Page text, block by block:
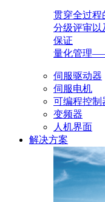
贯穿全过
分级评审
保证
量化管理
伺服驱动器
伺服电机
可编程控制
变频器
人机界面
解决方案